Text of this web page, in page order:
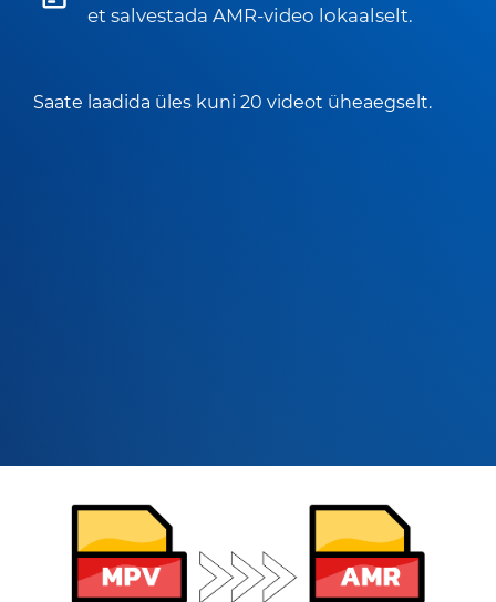
et salvestada AMR-video lokaalselt.
Saate laadida üles kuni 20 videot üheaegselt.